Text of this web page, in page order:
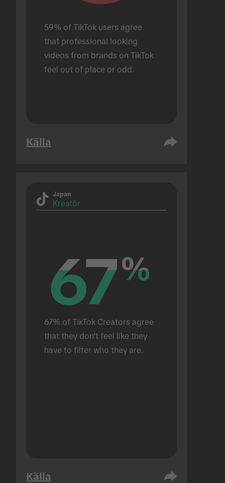
59% of TikTok users agree
that professional looking
videos from brands on TikTok
feel out of place or odd.
Källa
Japan
Kreatör
67%
67%
67% of TikTok Creators agree
that they don't feel like they
have to filter who they are.
Källa